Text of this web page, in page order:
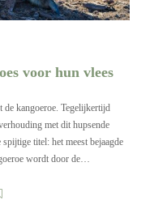
voor hun vlees
kangoeroe. Tegelijkertijd
met dit hupsende
titel: het meest bejaagde
wordt door de…